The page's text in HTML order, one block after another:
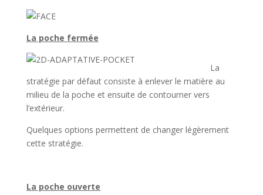
La poche fermée
La
stratégie par défaut consiste à enlever le matière au
milieu de la poche et ensuite de contourner vers
l’extérieur.
Quelques options permettent de changer légèrement
cette stratégie.
La poche ouverte